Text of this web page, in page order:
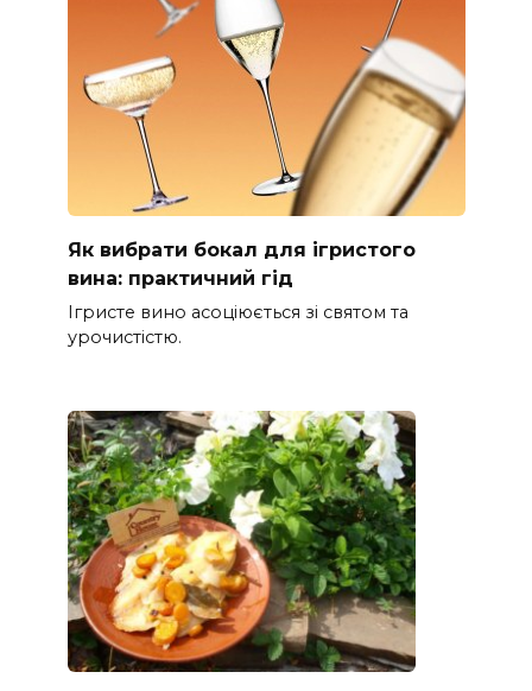
Як вибрати бокал для ігристого
вина: практичний гід
Ігристе вино асоціюється зі святом та
урочистістю.